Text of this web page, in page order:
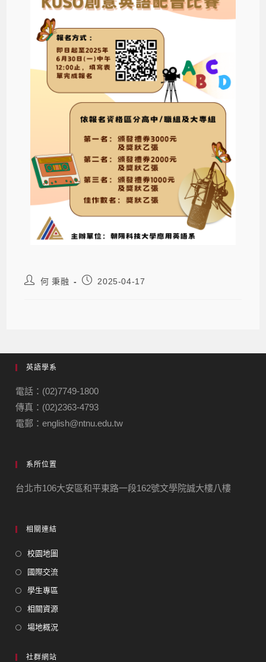
何 秉融 2025-04-17
英語學系
電話：(02)7749-1800
傳真：(02)2363-4793
電郵：english@ntnu.edu.tw
系所位置
台北市106大安區和平東路一段162號文學院誠大樓八樓
相關連結
校園地圖
國際交流
學生專區
相關資源
場地概況
社群網站